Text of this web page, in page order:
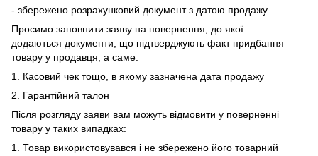
- збережено розрахунковий документ з датою продажу
Просимо заповнити заяву на повернення, до якої
додаються документи, що підтверджують факт придбання
товару у продавця, а саме:
1. Касовий чек тощо, в якому зазначена дата продажу
2. Гарантійний талон
Після розгляду заяви вам можуть відмовити у поверненні
товару у таких випадках:
1. Товар використовувався і не збережено його товарний